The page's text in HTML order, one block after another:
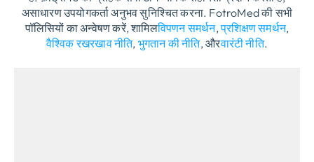
असाधारण उपयोगकर्ता अनुभव सुनिश्चित करना. FotroMed की सभी
पॉलिसियों का अन्वेषण करें, शामिलविपणन समर्थन,प्रशिक्षण समर्थन,
वैश्विक रखरखाव नीति, भुगतान की नीति, औरवारंटी नीति.